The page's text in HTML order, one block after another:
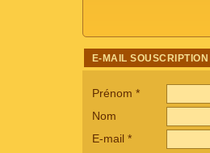
E-MAIL SOUSCRIPTION
Prénom *
Nom
E-mail *